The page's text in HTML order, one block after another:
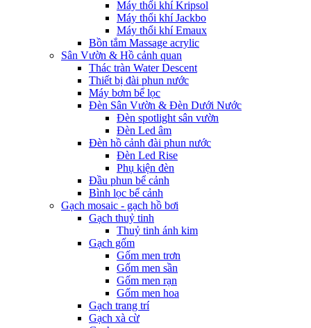
Máy thổi khí Kripsol
Máy thổi khí Jackbo
Máy thổi khí Emaux
Bồn tắm Massage acrylic
Sân Vườn & Hồ cảnh quan
Thác tràn Water Descent
Thiết bị đài phun nước
Máy bơm bể lọc
Đèn Sân Vườn & Đèn Dưới Nước
Đèn spotlight sân vườn
Đèn Led âm
Đèn hồ cảnh đài phun nước
Đèn Led Rise
Phụ kiện đèn
Đầu phun bể cảnh
Bình lọc bể cảnh
Gạch mosaic - gạch hồ bơi
Gạch thuỷ tinh
Thuỷ tinh ánh kim
Gạch gốm
Gốm men trơn
Gốm men sần
Gốm men rạn
Gốm men hoa
Gạch trang trí
Gạch xà cừ